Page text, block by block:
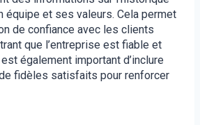
équipe et ses valeurs. Cela permet
de confiance avec les clients
que l’entreprise est fiable et
également important d’inclure
fidèles satisfaits pour renforcer